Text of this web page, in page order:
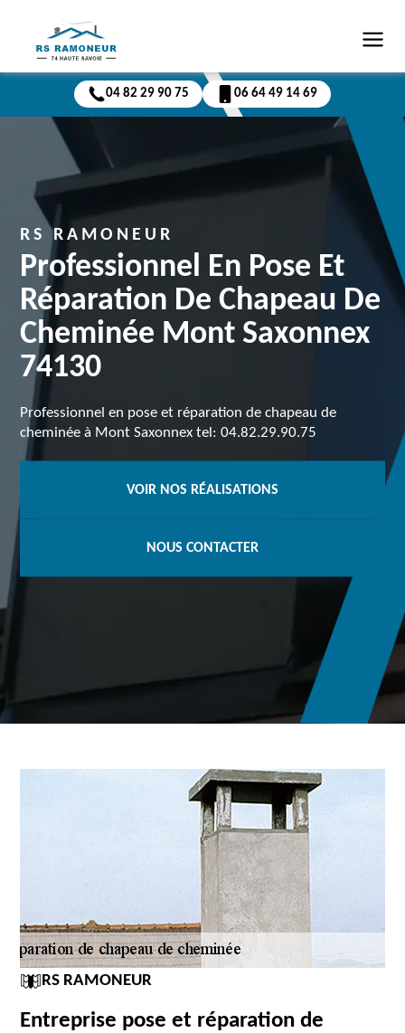
04 82 29 90 75 06 64 49 14 69
RS RAMONEUR
Professionnel En Pose Et
Réparation De Chapeau De
Cheminée Mont Saxonnex
74130
Professionnel en pose et réparation de chapeau de
cheminée à Mont Saxonnex tel: 04.82.29.90.75
VOIR NOS RÉALISATIONS
NOUS CONTACTER
RS RAMONEUR
Entreprise pose et réparation de